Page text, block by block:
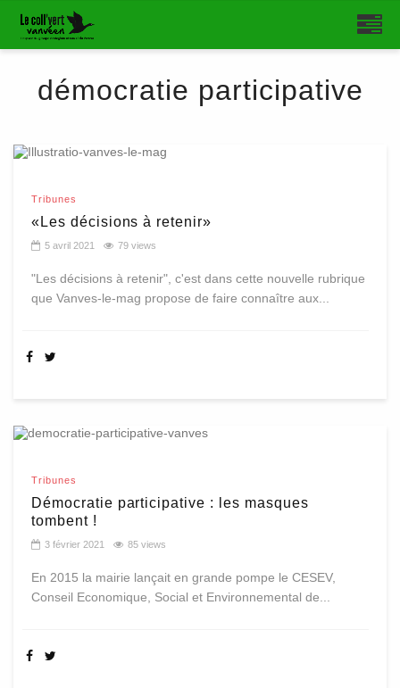
démocratie participative
Tribunes
«Les décisions à retenir»
5 avril 2021 79 views
"Les décisions à retenir", c'est dans cette nouvelle rubrique
que Vanves-le-mag propose de faire connaître aux...
Tribunes
Démocratie participative : les masques
tombent !
3 février 2021 85 views
En 2015 la mairie lançait en grande pompe le CESEV,
Conseil Economique, Social et Environnemental de...